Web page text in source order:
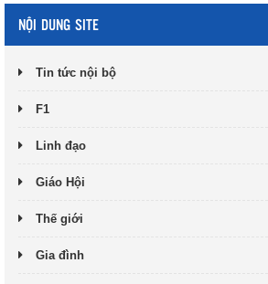
NỘI DUNG SITE
Tin tức nội bộ
F1
Linh đạo
Giáo Hội
Thế giới
Gia đình